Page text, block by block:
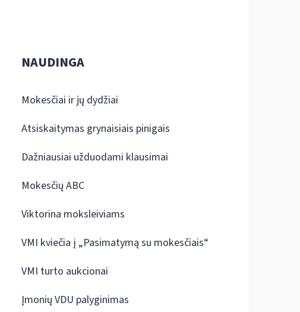
NAUDINGA
Mokesčiai ir jų dydžiai
Atsiskaitymas grynaisiais pinigais
Dažniausiai užduodami klausimai
Mokesčių ABC
Viktorina moksleiviams
VMI kviečia į „Pasimatymą su mokesčiais“
VMI turto aukcionai
Įmonių VDU palyginimas